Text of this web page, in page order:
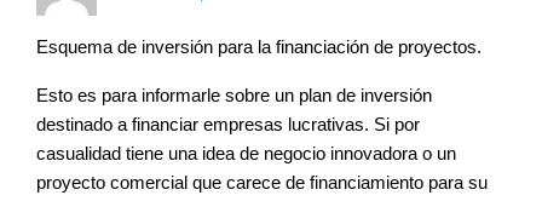
Esquema de inversión para la financiación de proyectos.
Esto es para informarle sobre un plan de inversión
destinado a financiar empresas lucrativas. Si por
casualidad tiene una idea de negocio innovadora o un
proyecto comercial que carece de financiamiento para su